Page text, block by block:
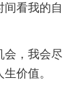
间看我的自
会，我会尽
价值。